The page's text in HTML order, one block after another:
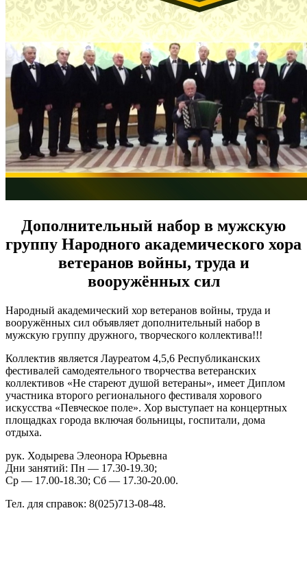
Дополнительный набор в мужскую
группу Народного академического хора
ветеранов войны, труда и
вооружённых сил
Народный академический хор ветеранов войны, труда и
вооружённых сил объявляет дополнительный набор в
мужскую группу дружного, творческого коллектива!!!
Коллектив является Лауреатом 4,5,6 Республиканских
фестивалей самодеятельного творчества ветеранских
коллективов «Не стареют душой ветераны», имеет Диплом
участника второго регионального фестиваля хорового
искусства «Певческое поле». Хор выступает на концертных
площадках города включая больницы, госпитали, дома
отдыха.
рук. Ходырева Элеонора Юрьевна
Дни занятий: Пн — 17.30-19.30;
Ср — 17.00-18.30; Сб — 17.30-20.00.
Тел. для справок: 8(025)713-08-48.